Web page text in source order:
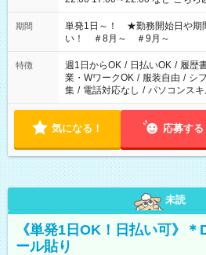
ださい！
期間
単発1日～！ ★勤務開始日や期
い！ ＃8月～ ＃9月～
特徴 週1日からOK / 日払いOK / 履歴
業・WワークOK / 服装自由 / シ
集 / 電話対応なし / パソコンス
気になる！ 応募する
未読
《単発1日OK！日払い可》
ール貼り